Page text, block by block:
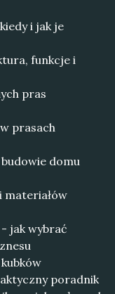
i jak je
funkcje i
pras
prasach
domu
materiałów
jak wybrać
poradnik